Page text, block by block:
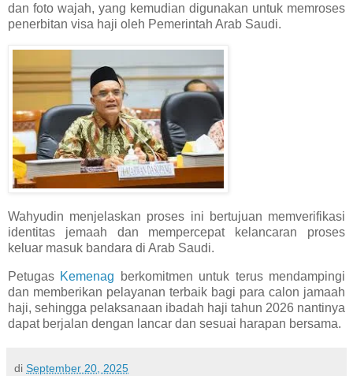
dan foto wajah, yang kemudian digunakan untuk memroses
penerbitan visa haji oleh Pemerintah Arab Saudi.​​​​​​​
Wahyudin menjelaskan proses ini bertujuan memverifikasi
identitas jemaah dan mempercepat kelancaran proses
keluar masuk bandara di Arab Saudi.
Petugas Kemenag berkomitmen untuk terus mendampingi
dan memberikan pelayanan terbaik bagi para calon jamaah
haji, sehingga pelaksanaan ibadah haji tahun 2026 nantinya
dapat berjalan dengan lancar dan sesuai harapan bersama.
di September 20, 2025